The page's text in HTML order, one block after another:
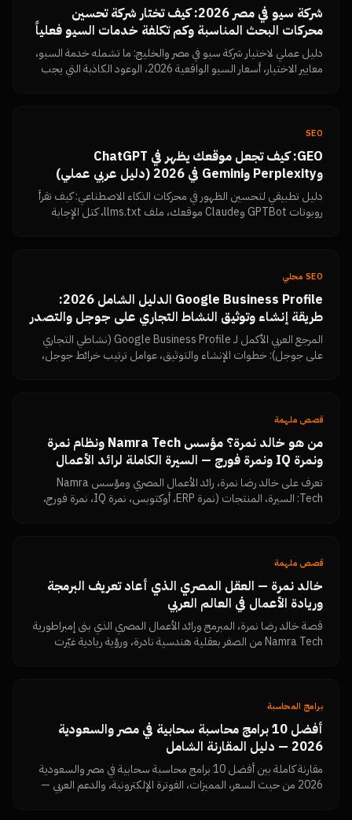
شركة سيو في مصر 2026: كيف تختار شركة تحسين
محركات البحث المناسبة وكم تكلفة خدمات السيو فعلياً
دليل عملي لاختيار شركة سيو في مصر والخليج: ما تشمله خدمة السيو،
معايير الاختيار، أسعار السيو الواقعية 2026، الوعود الكاذبة التي يجب
SEO
GEO: كيف تجعل موقعك يظهر في ChatGPT
وPerplexity وGemini في 2026 (دليل عربي عملي)
دليل تطبيقي لتحسين الظهور في محركات الذكاء الاصطناعي: كيف تقرأ
روبوتات GPTBot وClaude موقعك، ملف llms.txt، كتل الإجابة
SEO محلي
Google Business Profile الدليل الشامل 2026:
طريقة إنشاء وتوثيق النشاط التجاري على جوجل والتصدر
في خرائط جوجل بتقييمات 5 نجوم
المرجع العربي الأكمل لـ Google Business Profile (نشاطي التجاري
على جوجل): خطوات الإنشاء والتوثيق، عوامل ترتيب خرائط جوجل،
قصص ملهمة
من هو خالد نمرة؟ مؤسس Namra Tech ونظام نمرة
ونمرة IQ ونمرة فورج — السيرة الكاملة لرائد الأعمال
المصري
تعرف على خالد رضا نمرة، رائد الأعمال المصري ومؤسس Namra
Tech: السيرة، المنتجات (نمرة ERP، أوكتوبس، نمرة IQ، نمرة فورج،
قصص ملهمة
خالد نمرة — العقل المصري الذي أعاد تعريف البرمجة
وريادة الأعمال في العالم العربي
قصة خالد رضا نمرة، المبرمج ورائد الأعمال المصري الذي بنى إمبراطورية
Namra Tech من الصفر بعقلية هندسية نادرة، ورؤية ريادية غيّرت
برامج المحاسبة
أفضل 10 برامج محاسبة سحابية في مصر والسعودية
2026 — دليل المقارنة الشامل
مقارنة كاملة بين أفضل 10 برامج محاسبة سحابية في مصر والسعودية
2026 من حيث السعر، المميزات، الفوترة الإلكترونية، والدعم العربي —